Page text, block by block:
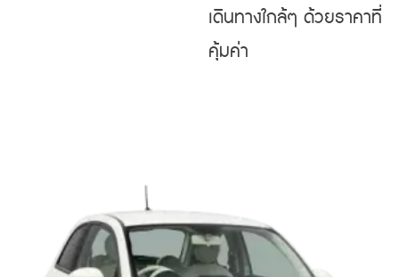
เดินทางใกล้ๆ ด้วยราคาที่
คุ้มค่า